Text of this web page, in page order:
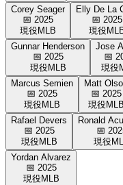
Corey Seager
📅 2025
現役MLB
Elly De La
📅 2025
現役
Gunnar Henderson
📅 2025
現役MLB
Jose
📅
現役
Marcus Semien
📅 2025
現役MLB
Matt
📅 2025
現役MLB
Rafael Devers
📅 2025
現役MLB
Ronald
📅
現役
Yordan Alvarez
📅 2025
現役MLB